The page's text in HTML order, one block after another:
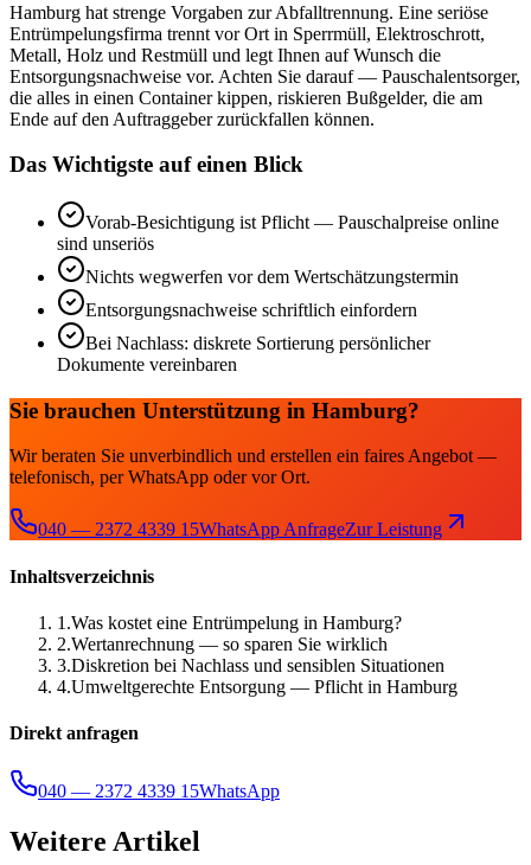
Hamburg hat strenge Vorgaben zur Abfalltrennung. Eine seriöse
Entrümpelungsfirma trennt vor Ort in Sperrmüll, Elektroschrott,
Metall, Holz und Restmüll und legt Ihnen auf Wunsch die
Entsorgungsnachweise vor. Achten Sie darauf — Pauschalentsorger,
die alles in einen Container kippen, riskieren Bußgelder, die am
Ende auf den Auftraggeber zurückfallen können.
Das Wichtigste auf einen Blick
Vorab-Besichtigung ist Pflicht — Pauschalpreise online
sind unseriös
Nichts wegwerfen vor dem Wertschätzungstermin
Entsorgungsnachweise schriftlich einfordern
Bei Nachlass: diskrete Sortierung persönlicher
Dokumente vereinbaren
Sie brauchen Unterstützung in Hamburg?
Wir beraten Sie unverbindlich und erstellen ein faires Angebot —
telefonisch, per WhatsApp oder vor Ort.
040 — 2372 4339 15WhatsApp AnfrageZur Leistung
Inhaltsverzeichnis
1 .Was kostet eine Entrümpelung in Hamburg?
2.Wertanrechnung — so sparen Sie wirklich
3.Diskretion bei Nachlass und sensiblen Situationen
4.Umweltgerechte Entsorgung — Pflicht in Hamburg
Direkt anfragen
040 — 2372 4339 15WhatsApp
Weitere Artikel